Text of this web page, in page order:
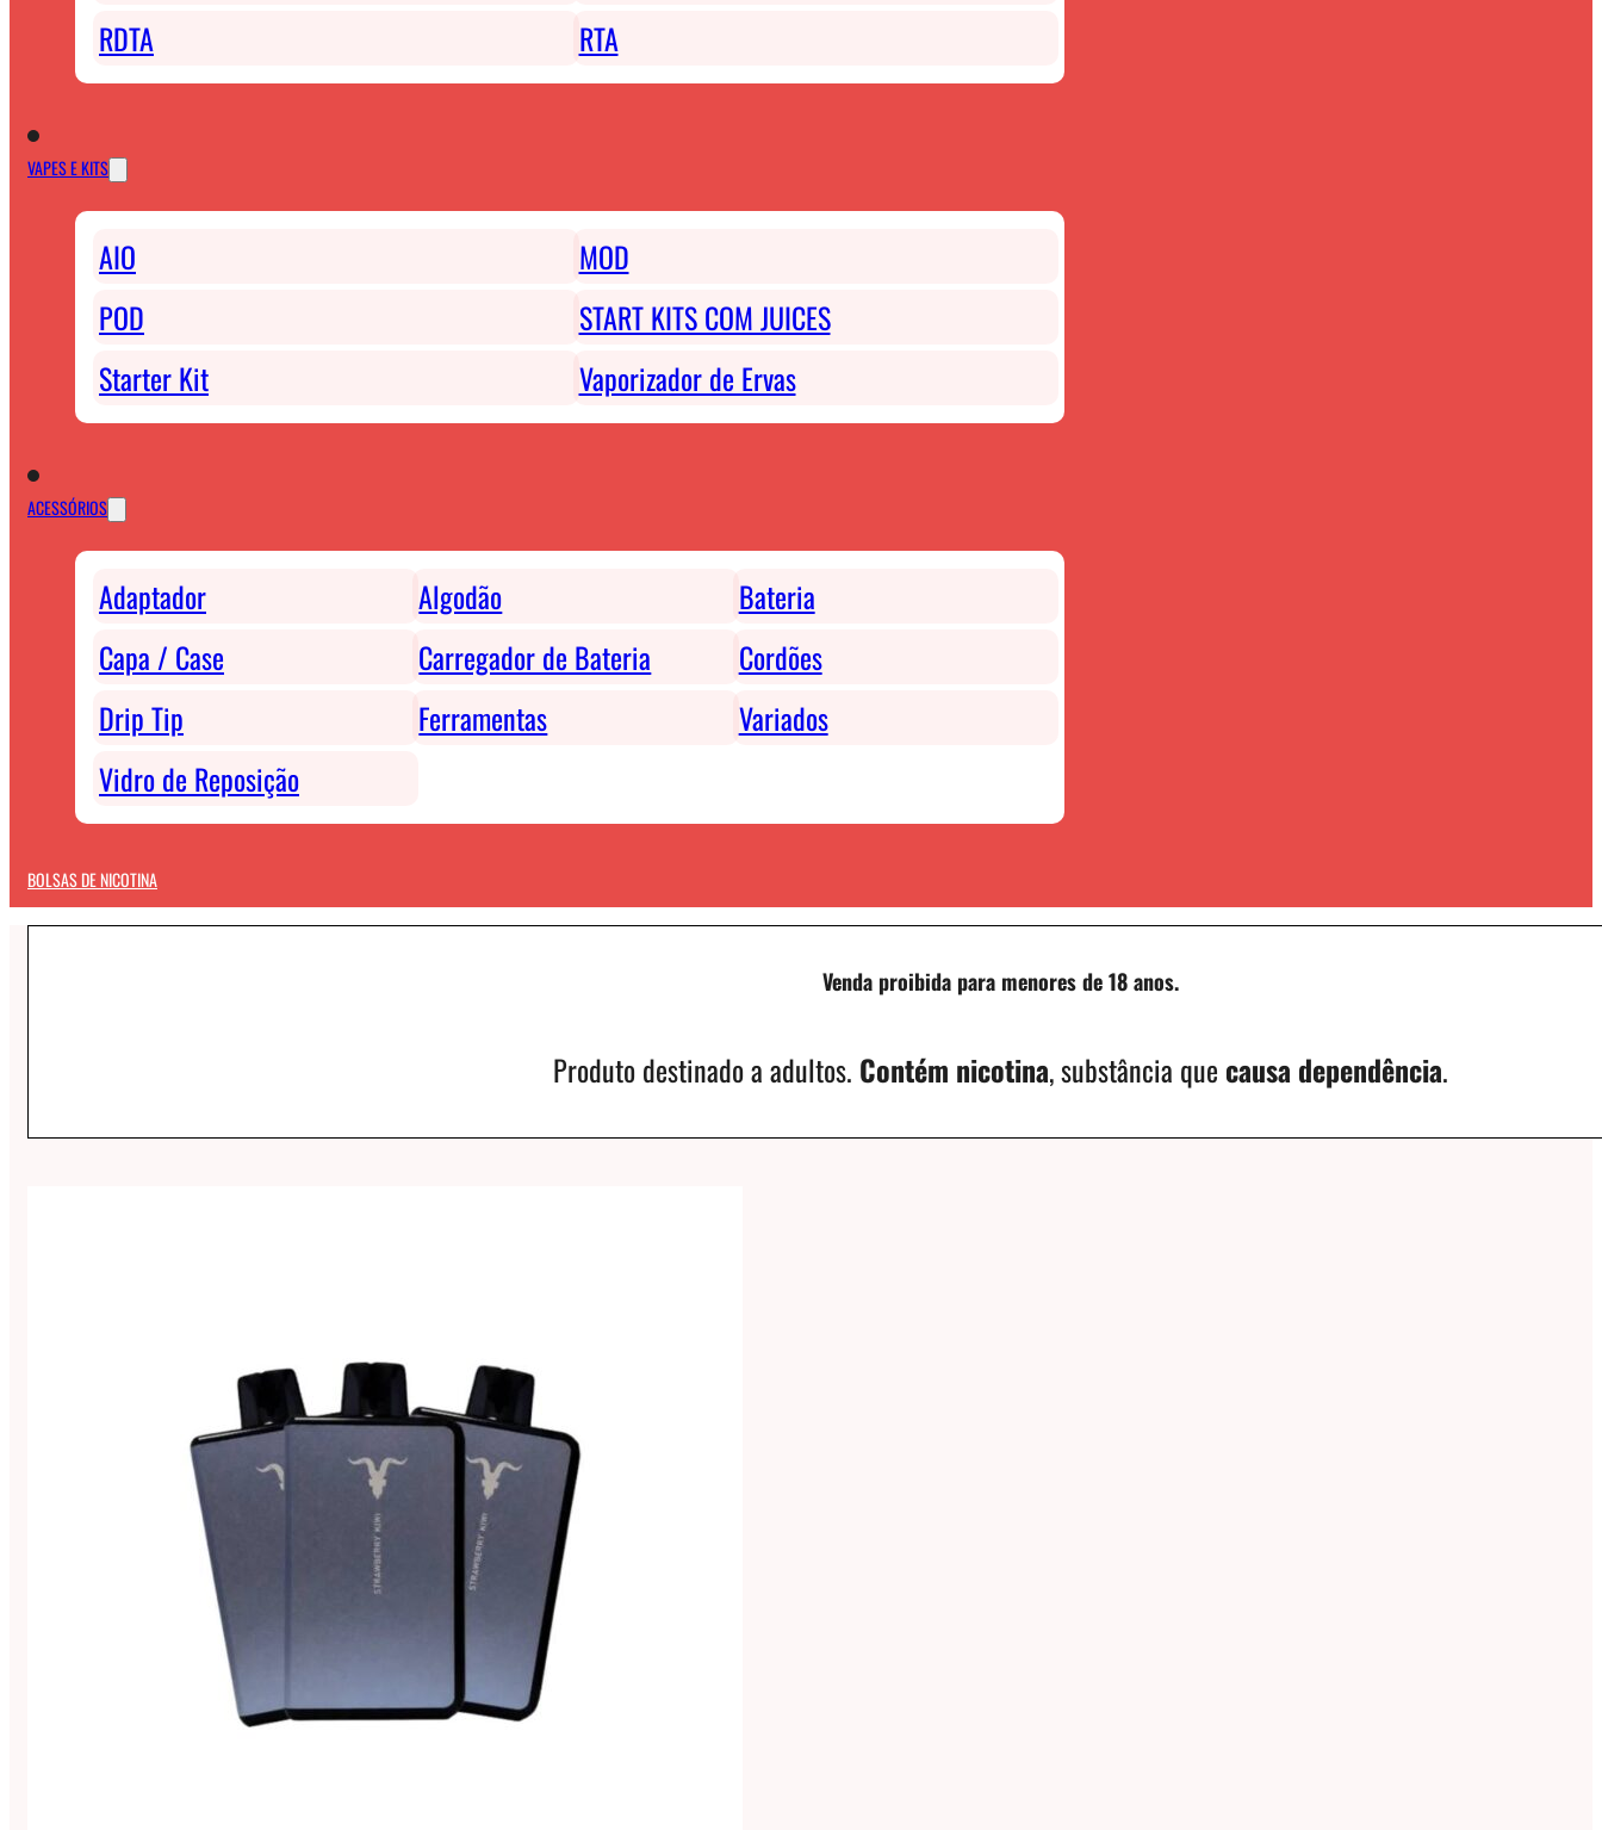
RDTA
RTA
VAPES E KITS
AIO
MOD
POD
START KITS COM JUICES
Starter Kit
Vaporizador de Ervas
ACESSÓRIOS
Adaptador Algodão
Bateria
Capa / Case
Carregador de Bateria
Cordões
Drip Tip
Ferramentas
Variados
Vidro de Reposição
BOLSAS DE NICOTINA
Venda proibida para menores de 18 anos.
Produto destinado a adultos. Contém nicotina, substância que causa dependência.